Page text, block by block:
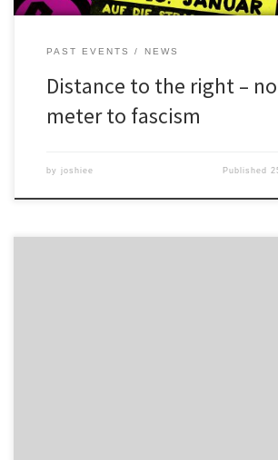
PAST EVENTS NEWS
Distance to the right –
meter to fascism
by joshiee Published